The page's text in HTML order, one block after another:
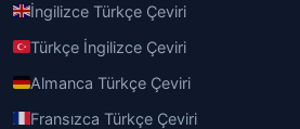
İngilizce Türkçe Çeviri
Türkçe İngilizce Çeviri
Almanca Türkçe Çeviri
Fransızca Türkçe Çeviri